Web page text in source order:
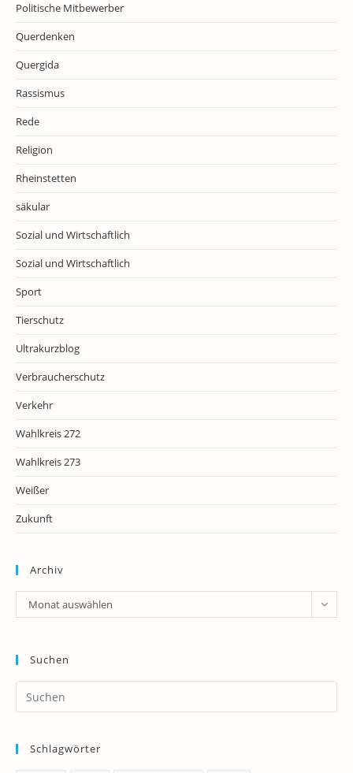
Politische Mitbewerber
Querdenken
Quergida
Rassismus
Rede
Religion
Rheinstetten
säkular
Sozial und Wirtschaftlich
Sozial und Wirtschaftlich
Sport
Tierschutz
Ultrakurzblog
Verbraucherschutz
Verkehr
Wahlkreis 272
Wahlkreis 273
Weißer
Zukunft
Archiv
Archiv
Monat auswählen
Suchen
Schlagwörter